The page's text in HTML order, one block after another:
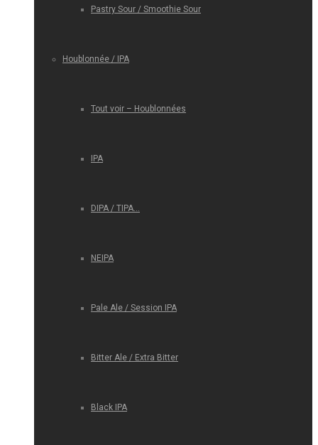
Pastry Sour / Smoothie Sour
Houblonnée / IPA
Tout voir – Houblonnées
IPA
DIPA / TIPA…
NEIPA
Pale Ale / Session IPA
Bitter Ale / Extra Bitter
Black IPA